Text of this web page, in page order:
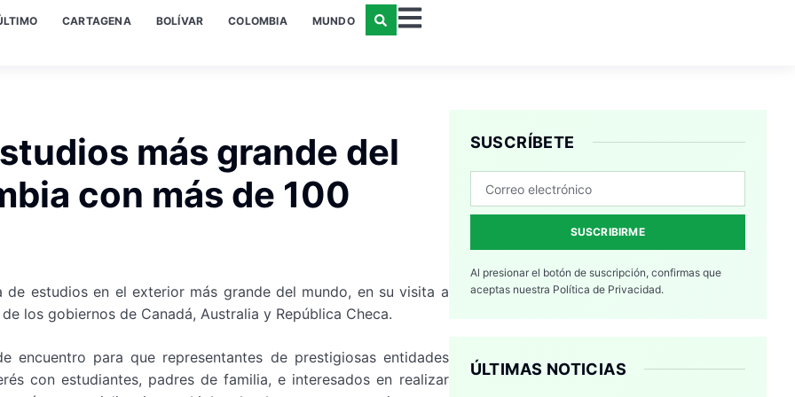
CARTAGENA BOLÍVAR COLOMBIA MUNDO
más grande del
con más de 100
de estudios en el exterior más grande del mundo, en su visita a
los gobiernos de Canadá, Australia y República Checa.
para que representantes de prestigiosas entidades
con estudiantes, padres de familia, e interesados en realizar
SUSCRÍBETE
SUSCRIBIRME
Al presionar el botón de suscripción, confirmas que
aceptas nuestra Política de Privacidad.
ÚLTIMAS NOTICIAS